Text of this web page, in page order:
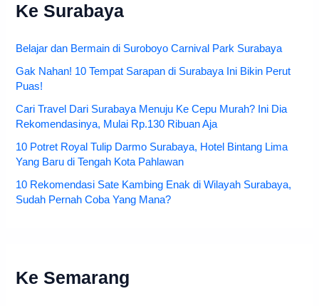
Ke Surabaya
Belajar dan Bermain di Suroboyo Carnival Park Surabaya
Gak Nahan! 10 Tempat Sarapan di Surabaya Ini Bikin Perut
Puas!
Cari Travel Dari Surabaya Menuju Ke Cepu Murah? Ini Dia
Rekomendasinya, Mulai Rp.130 Ribuan Aja
10 Potret Royal Tulip Darmo Surabaya, Hotel Bintang Lima
Yang Baru di Tengah Kota Pahlawan
10 Rekomendasi Sate Kambing Enak di Wilayah Surabaya,
Sudah Pernah Coba Yang Mana?
Ke Semarang